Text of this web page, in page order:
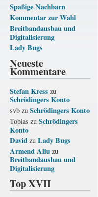
Spaßige Nachbarn
Kommentar zur Wahl
Breitbandausbau und
Digitalisierung
Lady Bugs
Neueste
Kommentare
Stefan Kress zu
Schrödingers Konto
svb zu Schrödingers Konto
Tobias zu Schrödingers
Konto
David zu Lady Bugs
Armend Aliu zu
Breitbandausbau und
Digitalisierung
Top XVII